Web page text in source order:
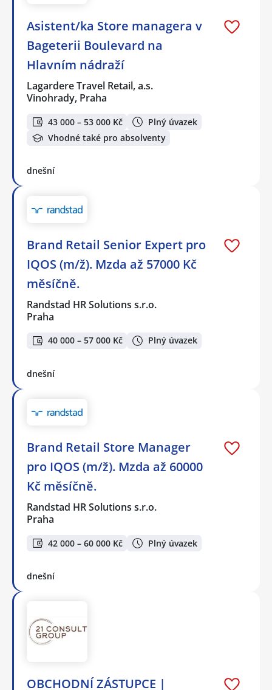
Asistent/ka Store managera v
Bageterii Boulevard na
Hlavním nádraží
Lagardere Travel Retail, a.s.
Vinohrady, Praha
43 000 – 53 000 Kč
Plný úvazek
Vhodné také pro absolventy
dnešní
Brand Retail Senior Expert pro
IQOS (m/ž). Mzda až 57000 Kč
měsíčně.
Randstad HR Solutions s.r.o.
Praha
40 000 – 57 000 Kč Plný úvazek
dnešní
Brand Retail Store Manager
pro IQOS (m/ž). Mzda až 60000
Kč měsíčně.
Randstad HR Solutions s.r.o.
Praha
42 000 – 60 000 Kč Plný úvazek
dnešní
OBCHODNÍ ZÁSTUPCE |